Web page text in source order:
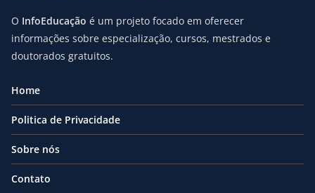
O InfoEducação é um projeto focado em oferecer
informações sobre especialização, cursos, mestrados e
doutorados gratuitos.
Home
Politica de Privacidade
Sobre nós
Contato